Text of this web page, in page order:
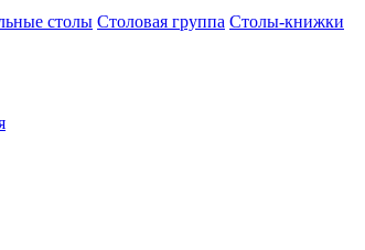
столы Столовая группа Столы-книжки